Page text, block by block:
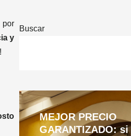
por
y
Buscar
MEJOR PRECIO
GARANTIZADO: si